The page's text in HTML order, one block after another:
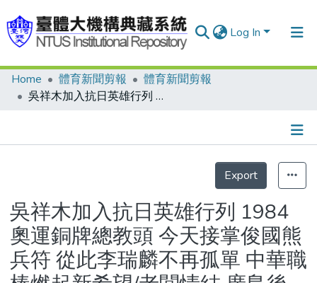
Log In
Communities & Collections
Statistics
Home 體育新聞剪報
體育新聞剪報
吳祥木加入抗日英雄行列 1984奧運銅牌總教頭 今天接掌俊國熊兵符 從此李瑞麟不再孤單 中華職棒燃起新希望/老闆情結 廣島後遺症 兩位本土教頭吳祥木 李瑞麟 各有難題
Statistics
吳祥木加入抗日英雄行列 1984
奧運銅牌總教頭 今天接掌俊國熊
兵符 從此李瑞麟不再孤單 中華職